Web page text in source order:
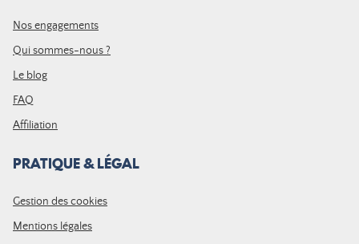
Nos engagements
Qui sommes-nous ?
Le blog
FAQ
Affiliation
PRATIQUE & LÉGAL
Gestion des cookies
Mentions légales